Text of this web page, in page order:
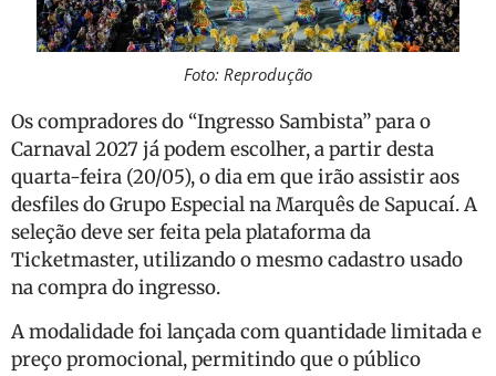
Foto: Reprodução
Os compradores do “Ingresso Sambista” para o
Carnaval 2027 já podem escolher, a partir desta
quarta-feira (20/05), o dia em que irão assistir aos
desfiles do Grupo Especial na Marquês de Sapucaí. A
seleção deve ser feita pela plataforma da
Ticketmaster, utilizando o mesmo cadastro usado
na compra do ingresso.
A modalidade foi lançada com quantidade limitada e
preço promocional, permitindo que o público